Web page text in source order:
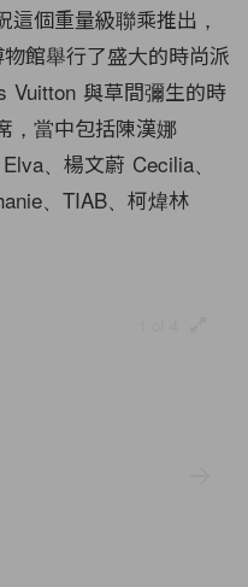
個重量級聯乘推出，
館舉行了盛大的時尚派
Vuitton 與草間彌生的時
，當中包括陳漢娜
、楊文蔚 Cecilia、
、TIAB、柯煒林